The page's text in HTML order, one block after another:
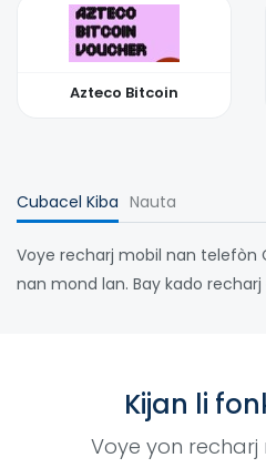
Azteco Bitcoin
Cubacel Kiba Nauta
Voye recharj mobil nan telefòn
nan mond lan. Bay kado
Kijan li
Voye yon